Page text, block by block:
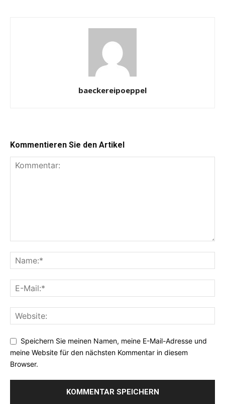
baeckereipoeppel
Kommentieren Sie den Artikel
Speichern Sie meinen Namen, meine E-Mail-Adresse und
meine Website für den nächsten Kommentar in diesem
Browser.